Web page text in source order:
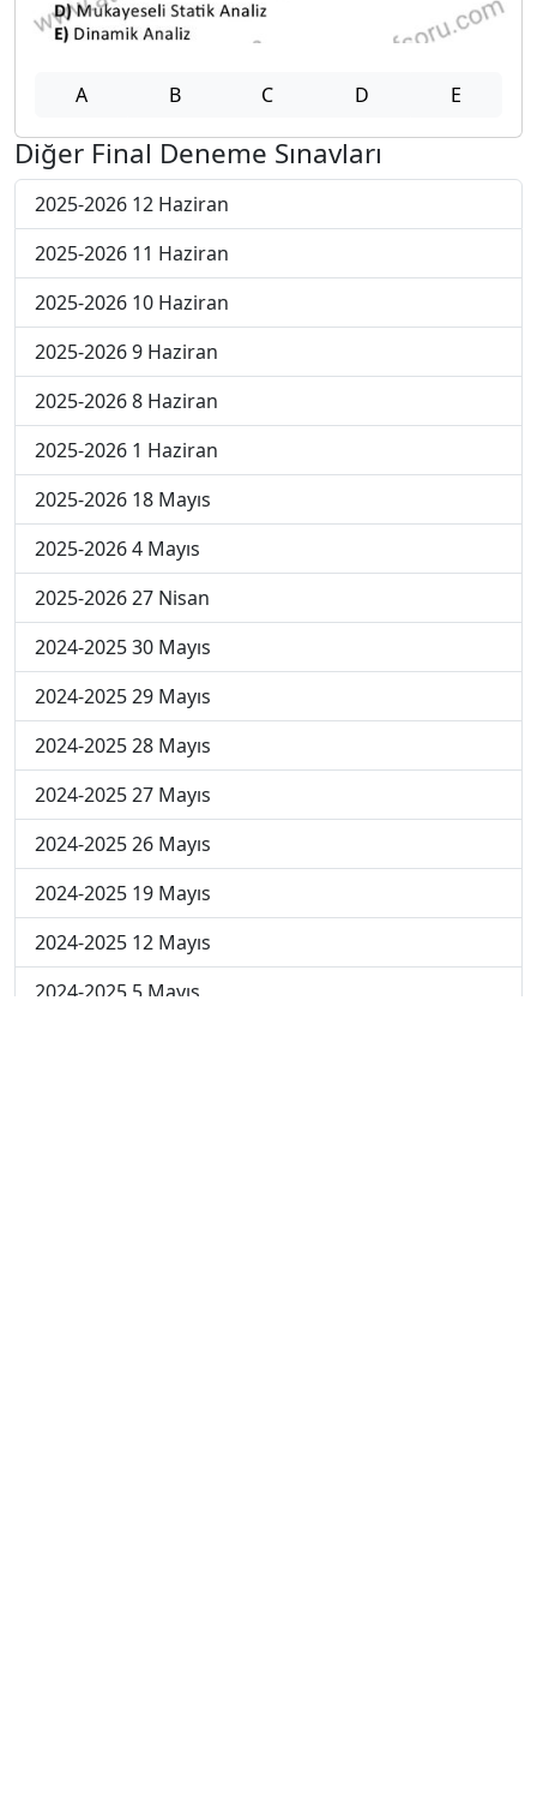
A B C D E
Diğer Final Deneme Sınavları
2025-2026 12 Haziran
2025-2026 11 Haziran
2025-2026 10 Haziran
2025-2026 9 Haziran
2025-2026 8 Haziran
2025-2026 1 Haziran
2025-2026 18 Mayıs
2025-2026 4 Mayıs
2025-2026 27 Nisan
2024-2025 30 Mayıs
2024-2025 29 Mayıs
2024-2025 28 Mayıs
2024-2025 27 Mayıs
2024-2025 26 Mayıs
2024-2025 19 Mayıs
2024-2025 12 Mayıs
2024-2025 5 Mayıs